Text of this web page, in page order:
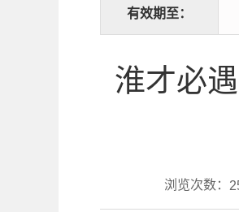
有效期至：
淮才必
浏览次数：